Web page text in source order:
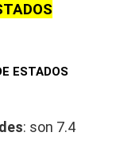
ESTADOS
: son 7.4